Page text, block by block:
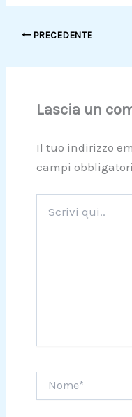
PRECEDENTE
Lascia un
Il tuo indirizzo
campi
qui..